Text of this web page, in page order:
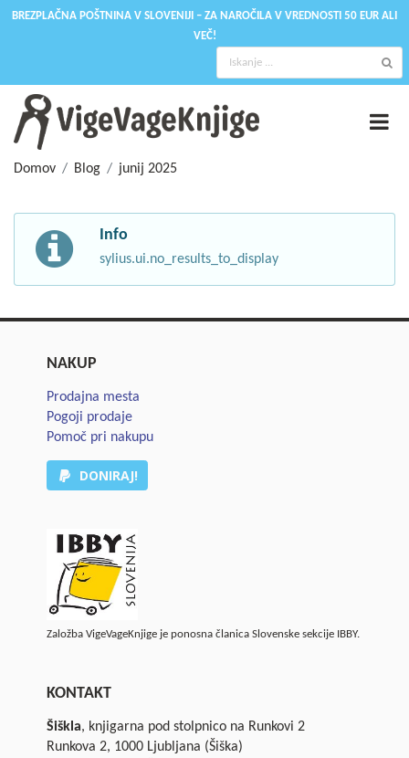
BREZPLAČNA POŠTNINA V SLOVENIJI – ZA NAROČILA V VREDNOSTI 50 EUR ALI
VEČ!
Domov Blog junij 2025
Info
sylius.ui.no_results_to_display
NAKUP
Prodajna mesta
Pogoji prodaje
Pomoč pri nakupu
DONIRAJ!
Založba VigeVageKnjige je ponosna članica Slovenske sekcije IBBY.
KONTAKT
Šiškla, knjigarna pod stolpnico na Runkovi 2
Runkova 2, 1000 Ljubljana (Šiška)